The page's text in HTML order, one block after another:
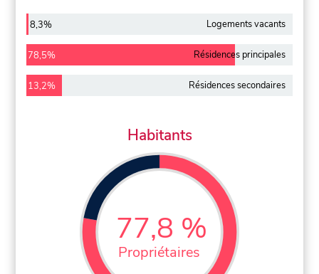
8,3% Logements vacants
78,5% Résidences principales
13,2% Résidences secondaires
Habitants
77,8 %
Propriétaires